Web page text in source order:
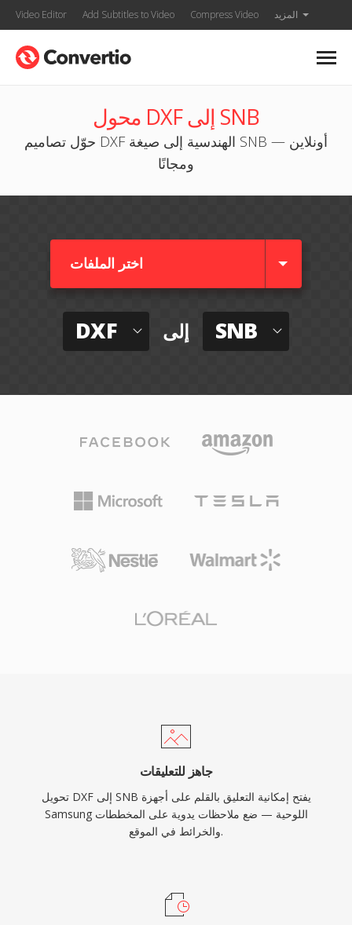
Video Editor Add Subtitles to Video Compress Video المزيد
محول DXF إلى SNB
حوّل تصاميم DXF الهندسية إلى صيغة SNB — أونلاين
ومجانًا
اختر الملفات
DXF إلى SNB
جاهز للتعليقات
تحويل DXF إلى SNB يفتح إمكانية التعليق بالقلم على أجهزة
Samsung اللوحية — ضع ملاحظات يدوية على المخططات
والخرائط في الموقع.